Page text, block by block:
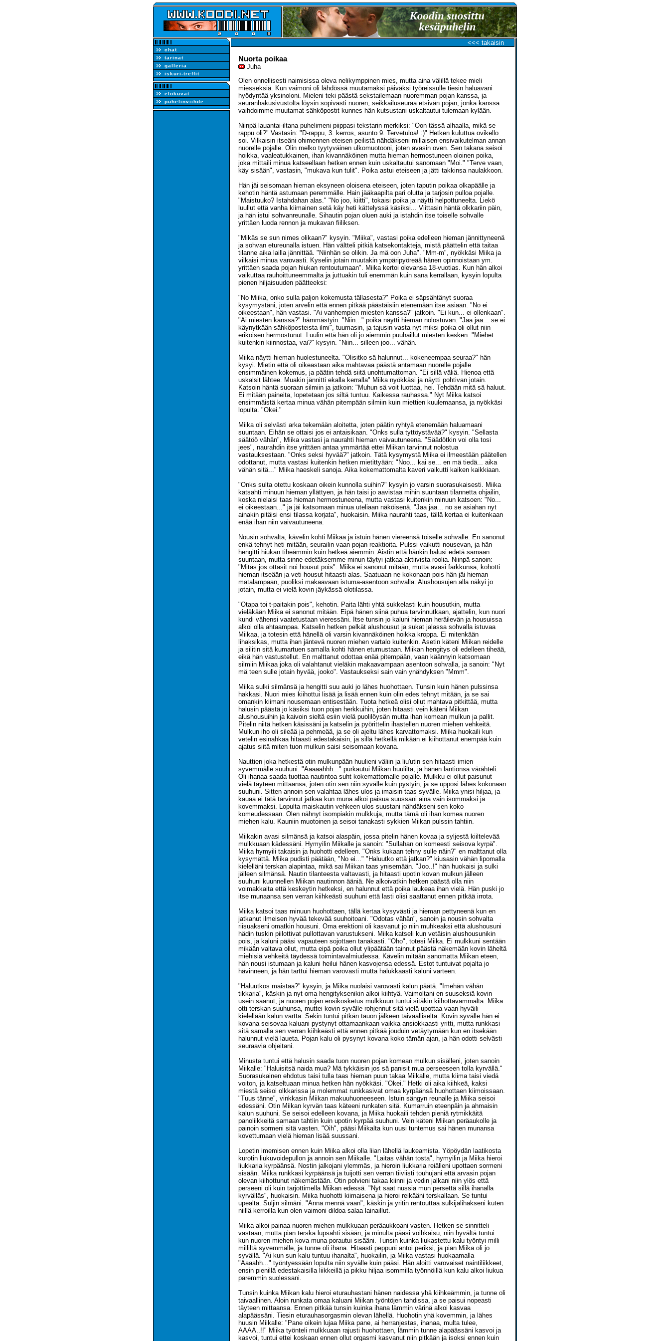
chat
tarinat
galleria
iskuri-treffit
elokuvat
puhelinviihde
<<< takaisin
Nuorta poikaa
Juha
Olen onnellisesti naimisissa oleva nelikymppinen mies, mutta aina välillä tekee mieli
miesseksiä. Kun vaimoni oli lähdössä muutamaksi päiväksi työreissulle tiesin haluavani
hyödyntää yksinoloni. Mieleni teki päästä sekstailemaan nuoremman pojan kanssa, ja
seuranhakusivustolta löysin sopivasti nuoren, seikkailuseuraa etsivän pojan, jonka kanssa
vaihdoimme muutamat sähköpostit kunnes hän kutsustani uskaltautui tulemaan kylään.
Niinpä lauantai-iltana puhelimeni piippasi tekstarin merkiksi: "Oon tässä alhaalla, mikä se
rappu oli?" Vastasin: "D-rappu, 3. kerros, asunto 9. Tervetuloa! :)" Hetken kuluttua ovikello
soi. Vilkaisin itseäni ohimennen eteisen peilistä nähdäkseni millaisen ensivaikutelman annan
nuorelle pojalle. Olin melko tyytyväinen ulkomuotooni, joten avasin oven. Sen takana seisoi
hoikka, vaaleatukkainen, ihan kivannäköinen mutta hieman hermostuneen oloinen poika,
joka mittaili minua katseellaan hetken ennen kuin uskaltautui sanomaan "Moi." "Terve vaan,
käy sisään", vastasin, "mukava kun tulit". Poika astui eteiseen ja jätti takkinsa naulakkoon.
Hän jäi seisomaan hieman eksyneen oloisena eteiseen, joten taputin poikaa olkapäälle ja
kehotin häntä astumaan peremmälle. Hain jääkaapilta pari olutta ja tarjosin pulloa pojalle.
"Maistuuko? Istahdahan alas." "No joo, kiitti", tokaisi poika ja näytti helpottuneelta. Liekö
luullut että vanha kiimainen setä käy heti kättelyssä käsiksi... Viittasin häntä olkkariin päin,
ja hän istui sohvanreunalle. Sihautin pojan oluen auki ja istahdin itse toiselle sohvalle
yrittäen luoda rennon ja mukavan fiiliksen.
"Mikäs se sun nimes olikaan?" kysyin. "Miika", vastasi poika edelleen hieman jännittyneenä
ja sohvan etureunalla istuen. Hän vältteli pitkiä katsekontakteja, mistä päättelin että taitaa
tilanne aika lailla jännittää. "Niinhän se olikin. Ja mä oon Juha". "Mm-m", nyökkäsi Miika ja
vilkaisi minua varovasti. Kyselin jotain muutakin ympäripyöreää hänen opinnoistaan ym.
yrittäen saada pojan hiukan rentoutumaan". Miika kertoi olevansa 18-vuotias. Kun hän alkoi
vaikuttaa rauhoittuneemmalta ja juttuakin tuli enemmän kuin sana kerrallaan, kysyin lopulta
pienen hiljaisuuden päätteeksi:
"No Miika, onko sulla paljon kokemusta tällasesta?" Poika ei säpsähtänyt suoraa
kysymystäni, joten arvelin että ennen pitkää päästäisiin etenemään itse asiaan. "No ei
oikeestaan", hän vastasi. "Ai vanhempien miesten kanssa?" jatkoin. "Ei kun... ei ollenkaan".
"Ai miesten kanssa?" hämmästyin. "Niin..." poika näytti hieman nolostuvan. "Jaa jaa... se ei
käynytkään sähköposteista ilmi", tuumasin, ja tajusin vasta nyt miksi poika oli ollut niin
erikoisen hermostunut. Luulin että hän oli jo aiemmin puuhaillut miesten kesken. "Miehet
kuitenkin kiinnostaa, vai?" kysyin. "Niin... silleen joo... vähän.
Miika näytti hieman huolestuneelta. "Olisitko sä halunnut... kokeneempaa seuraa?" hän
kysyi. Mietin että oli oikeastaan aika mahtavaa päästä antamaan nuorelle pojalle
ensimmäinen kokemus, ja päätin tehdä siitä unohtumattoman. "Ei sillä väliä. Hienoa että
uskalsit lähtee. Muakin jännitti ekalla kerralla" Miika nyökkäsi ja näytti pohtivan jotain.
Katsoin häntä suoraan silmiin ja jatkoin: "Muhun sä voit luottaa, hei. Tehdään mitä sä haluut.
Ei mitään paineita, lopetetaan jos siltä tuntuu. Kaikessa rauhassa." Nyt Miika katsoi
ensimmäistä kertaa minua vähän pitempään silmiin kuin miettien kuulemaansa, ja nyökkäsi
lopulta. "Okei."
Miika oli selvästi arka tekemään aloitetta, joten päätin ryhtyä etenemään haluamaani
suuntaan. Eihän se ottaisi jos ei antaisikaan. "Onks sulla tyttöystävää?" kysyin. "Sellasta
säätöö vähän", Miika vastasi ja naurahti hieman vaivautuneena. "Säädötkin voi olla tosi
jees", naurahdin itse yrittäen antaa ymmärtää ettei Miikan tarvinnut nolostua
vastauksestaan. "Onks seksi hyvää?" jatkoin. Tätä kysymystä Miika ei ilmeestään päätellen
odottanut, mutta vastasi kuitenkin hetken mietittyään: "Noo... kai se... en mä tiedä... aika
vähän sitä..." Miika haeskeli sanoja. Aika kokemattomalta kaveri vaikutti kaiken kaikkiaan.
"Onks sulta otettu koskaan oikein kunnolla suihin?" kysyin jo varsin suorasukaisesti. Miika
katsahti minuun hieman yllättyen, ja hän taisi jo aavistaa mihin suuntaan tilannetta ohjailin,
koska nielaisi taas hieman hermostuneena, mutta vastasi kuitenkin minuun katsoen: "No...
ei oikeestaan..." ja jäi katsomaan minua uteliaan näköisenä. "Jaa jaa... no se asiahan nyt
ainakin pitäisi ensi tilassa korjata", huokaisin. Miika naurahti taas, tällä kertaa ei kuitenkaan
enää ihan niin vaivautuneena.
Nousin sohvalta, kävelin kohti Miikaa ja istuin hänen viereensä toiselle sohvalle. En sanonut
enkä tehnyt heti mitään, seurailin vaan pojan reaktioita. Pulssi vaikutti nousevan, ja hän
hengitti hiukan tiheämmin kuin hetkeä aiemmin. Aistin että hänkin halusi edetä samaan
suuntaan, mutta sinne edetäksemme minun täytyi jatkaa aktiivista roolia. Niinpä sanoin:
"Mitäs jos ottasit noi housut pois". Miika ei sanonut mitään, mutta avasi farkkunsa, kohotti
hieman itseään ja veti housut hitaasti alas. Saatuaan ne kokonaan pois hän jäi hieman
matalampaan, puoliksi makaavaan istuma-asentoon sohvalla. Alushousujen alla näkyi jo
jotain, mutta ei vielä kovin jäykässä olotilassa.
"Otapa toi t-paitakin pois", kehotin. Paita lähti yhtä sukkelasti kuin housutkin, mutta
vieläkään Miika ei sanonut mitään. Eipä hänen siinä puhua tarvinnutkaan, ajattelin, kun nuori
kundi vähensi vaatetustaan vieressäni. Itse tunsin jo kaluni hieman heräilevän ja housuissa
alkoi olla ahtaampaa. Katselin hetken pelkät alushousut ja sukat jalassa sohvalla istuvaa
Miikaa, ja totesin että hänellä oli varsin kivannäköinen hoikka kroppa. Ei mitenkään
lihaksikas, mutta ihan jäntevä nuoren miehen vartalo kuitenkin. Asetin käteni Miikan reidelle
ja silitin sitä kumartuen samalla kohti hänen etumustaan. Miikan hengitys oli edelleen tiheää,
eikä hän vastustellut. En malttanut odottaa enää pitempään, vaan käännyin katsomaan
silmiin Miikaa joka oli valahtanut vieläkin makaavampaan asentoon sohvalla, ja sanoin: "Nyt
mä teen sulle jotain hyvää, jooko". Vastaukseksi sain vain ynähdyksen "Mmm".
Miika sulki silmänsä ja hengitti suu auki jo lähes huohottaen. Tunsin kuin hänen pulssinsa
hakkasi. Nuori mies kiihottui lisää ja lisää ennen kuin olin edes tehnyt mitään, ja se sai
omankin kiimani nousemaan entisestään. Tuota hetkeä olisi ollut mahtava pitkittää, mutta
halusin päästä jo käsiksi tuon pojan herkkuihin, joten hitaasti vein käteni Miikan
alushousuihin ja kaivoin sieltä esiin vielä puolilöysän mutta ihan komean mulkun ja pallit.
Pitelin niitä hetken käsissäni ja katselin ja pyörittelin ihastellen nuoren miehen vehkeitä.
Mulkun iho oli sileää ja pehmeää, ja se oli ajeltu lähes karvattomaksi. Miika huokaili kun
vetelin esinahkaa hitaasti edestakaisin, ja sillä hetkellä mikään ei kiihottanut enempää kuin
ajatus siitä miten tuon mulkun saisi seisomaan kovana.
Nauttien joka hetkestä otin mulkunpään huulieni väliin ja liu'utin sen hitaasti imien
syvemmälle suuhuni. "Aaaaahhh..." purkautui Miikan huulilta, ja hänen lantionsa värähteli.
Oli ihanaa saada tuottaa nautintoa suht kokemattomalle pojalle. Mulkku ei ollut paisunut
vielä täyteen mittaansa, joten otin sen niin syvälle kuin pystyin, ja se upposi lähes kokonaan
suuhuni. Sitten annoin sen valahtaa lähes ulos ja imaisin taas syvälle. Miika ynisi hiljaa, ja
kauaa ei tätä tarvinnut jatkaa kun muna alkoi paisua suussani aina vain isommaksi ja
kovemmaksi. Lopulta maiskautin vehkeen ulos suustani nähdäkseni sen koko
komeudessaan. Olen nähnyt isompiakin mulkkuja, mutta tämä oli ihan komea nuoren
miehen kalu. Kauniin muotoinen ja seisoi tanakasti sykkien Miikan pulssin tahtiin.
Miikakin avasi silmänsä ja katsoi alaspäin, jossa pitelin hänen kovaa ja syljestä kiiltelevää
mulkkuaan kädessäni. Hymyilin Miikalle ja sanoin: "Sullahan on komeesti seisova kyrpä".
Miika hymyili takaisin ja huohotti edelleen. "Onks kukaan tehny sulle näin?" en malttanut olla
kysymättä. Miika pudisti päätään, "No ei..." "Haluutko että jatkan?" kiusasin vähän lipomalla
kielelläni terskan alapintaa, mikä sai Miikan taas ynisemään. "Joo..!" hän huokaisi ja sulki
jälleen silmänsä. Nautin tilanteesta valtavasti, ja hitaasti upotin kovan mulkun jälleen
suuhuni kuunnellen Miikan nautinnon ääniä. Ne alkoivatkin hetken päästä olla niin
voimakkaita että keskeytin hetkeksi, en halunnut että poika laukeaa ihan vielä. Hän puski jo
itse munaansa sen verran kiihkeästi suuhuni että lasti olisi saattanut ennen pitkää irrota.
Miika katsoi taas minuun huohottaen, tällä kertaa kysyvästi ja hieman pettyneenä kun en
jatkanut ilmeisen hyvää tekevää suuhoitoani. "Odotas vähän", sanoin ja nousin sohvalta
riisuakseni omatkin housuni. Oma erektioni oli kasvanut jo niin muhkeaksi että alushousuni
hädin tuskin piilottivat pullottavan varustukseni. Miika katseli kun vetäisin alushousunikin
pois, ja kaluni pääsi vapauteen sojottaen tanakasti. "Oho", totesi Miika. Ei mulkkuni sentään
mikään valtava ollut, mutta eipä poika ollut ylipäätään tainnut päästä näkemään kovin läheltä
miehisiä vehkeitä täydessä toimintavalmiudessa. Kävelin mitään sanomatta Miikan eteen,
hän nousi istumaan ja kaluni heilui hänen kasvojensa edessä. Estot tuntuivat pojalta jo
hävinneen, ja hän tarttui hieman varovasti mutta halukkaasti kaluni varteen.
"Haluutkos maistaa?" kysyin, ja Miika nuolaisi varovasti kalun päätä. "Imehän vähän
tikkaria", käskin ja nyt oma hengityksenikin alkoi kiihtyä. Vaimoltani en suuseksiä kovin
usein saanut, ja nuoren pojan ensikosketus mulkkuun tuntui sitäkin kiihottavammalta. Miika
otti terskan suuhunsa, muttei kovin syvälle rohjennut sitä vielä upottaa vaan hyväili
kielellään kalun vartta. Sekin tuntui pitkän tauon jälkeen taivaalliselta. Kovin syvälle hän ei
kovana seisovaa kaluani pystynyt ottamaankaan vaikka ansiokkaasti yritti, mutta runkkasi
sitä samalla sen verran kiihkeästi että ennen pitkää jouduin vetäytymään kun en itsekään
halunnut vielä laueta. Pojan kalu oli pysynyt kovana koko tämän ajan, ja hän odotti selvästi
seuraavia ohjeitani.
Minusta tuntui että halusin saada tuon nuoren pojan komean mulkun sisälleni, joten sanoin
Miikalle: "Haluisitsä naida mua? Mä tykkäisin jos sä panisit mua perseeseen tolla kyrvällä."
Suorasukainen ehdotus taisi tulla taas hieman puun takaa Miikalle, mutta kiima taisi viedä
voiton, ja katseltuaan minua hetken hän nyökkäsi. "Okei." Hetki oli aika kiihkeä, kaksi
miestä seisoi olkkarissa ja molemmat runkkasivat omaa kyrpäänsä huohottaen kiimoissaan.
"Tuus tänne", vinkkasin Miikan makuuhuoneeseen. Istuin sängyn reunalle ja Miika seisoi
edessäni. Otin Miikan kyrvän taas käteeni runkaten sitä. Kumarruin eteenpäin ja ahmaisin
kalun suuhuni. Se seisoi edelleen kovana, ja Miika huokaili tehden pieniä rytmikkäitä
panoliikkeitä samaan tahtiin kuin upotin kyrpää suuhuni. Vein käteni Miikan peräaukolle ja
painoin sormeni sitä vasten. "Oih", pääsi Miikalta kun uusi tuntemus sai hänen munansa
kovettumaan vielä hieman lisää suussani.
Lopetin imemisen ennen kuin Miika alkoi olla liian lähellä laukeamista. Yöpöydän laatikosta
kurotin liukuvoidepullon ja annoin sen Miikalle. "Laitas vähän tosta", hymyilin ja Miika hieroi
liukkaria kyrpäänsä. Nostin jalkojani ylemmäs, ja hieroin liukkaria reiälleni upottaen sormeni
sisään. Miika runkkasi kyrpäänsä ja tuijotti sen verran tiiviisti touhujani että arvasin pojan
olevan kiihottunut näkemästään. Otin polvieni takaa kiinni ja vedin jalkani niin ylös että
perseeni oli kuin tarjottimella Miikan edessä. "Nyt saat nussia mun persettä sillä ihanalla
kyrvälläs", huokaisin. Miika huohotti kiimaisena ja hieroi reikääni terskallaan. Se tuntui
upealta. Suljin silmäni. "Anna mennä vaan", käskin ja yritin rentouttaa sulkijalihakseni kuten
niillä kerroilla kun olen vaimoni dildoa salaa lainaillut.
Miika alkoi painaa nuoren miehen mulkkuaan peräaukkoani vasten. Hetken se sinnitteli
vastaan, mutta pian terska lupsahti sisään, ja minulta pääsi voihkaisu, niin hyvältä tuntui
kun nuoren miehen kova muna porautui sisääni. Tunsin kuinka liukastettu kalu työntyi milli
milliltä syvemmälle, ja tunne oli ihana. Hitaasti peppuni antoi periksi, ja pian Miika oli jo
syvällä. "Ai kun sun kalu tuntuu ihanalta", huokailin, ja Miika vastasi huokaamalla
"Aaaahh..." työntyessään lopulta niin syvälle kuin pääsi. Hän aloitti varovaiset naintiliikkeet,
ensin pienillä edestakaisilla liikkeillä ja pikku hiljaa isommilla työnnöillä kun kalu alkoi liukua
paremmin suolessani.
Tunsin kuinka Miikan kalu hieroi eturauhastani hänen naidessa yhä kiihkeämmin, ja tunne oli
taivaallinen. Aloin runkata omaa kaluani Miikan työntöjen tahdissa, ja se paisui nopeasti
täyteen mittaansa. Ennen pitkää tunsin kuinka ihana lämmin värinä alkoi kasvaa
alapäässäni. Tiesin eturauhasorgasmin olevan lähellä. Huohotin yhä kovemmin, ja lähes
huusin Miikalle: "Pane oikein lujaa Miika pane, ai herranjestas, ihanaa, multa tulee,
AAAA..!!" Miika työnteli mulkkuaan rajusti huohottaen, lämmin tunne alapäässäni kasvoi ja
kasvoi, tuntui ettei koskaan ennen ollut orgasmi kasvanut niin pitkään ja isoksi ennen kuin